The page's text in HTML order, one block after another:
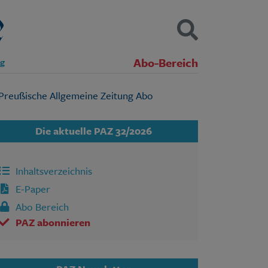
Abo-Bereich
Kontakt
Datenschutz
SUCHEN
Die aktuelle PAZ 32/2026
Inhaltsverzeichnis
E-Paper
Abo Bereich
PAZ abonnieren